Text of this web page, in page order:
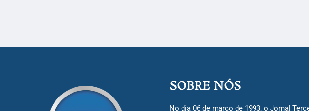
SOBRE NÓS
No dia 06 de março de 1993, o Jornal